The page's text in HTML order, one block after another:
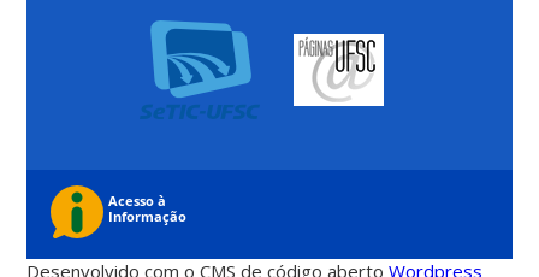
Desenvolvido com o CMS de código abertoWordpress